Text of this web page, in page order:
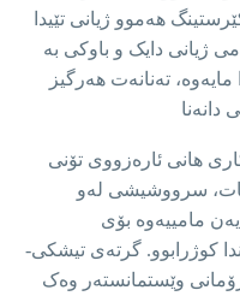
هەموو ژیانی تێیدا
ژیانی دایک و باوکی بە
تەنانەت هەرگیز
هانی ئارەزووی تۆنی
سرووشیشی لەو
مامییەوە بۆی
کوژرابوو. گرتەی تیشکی-
وێستمانستەر وەک